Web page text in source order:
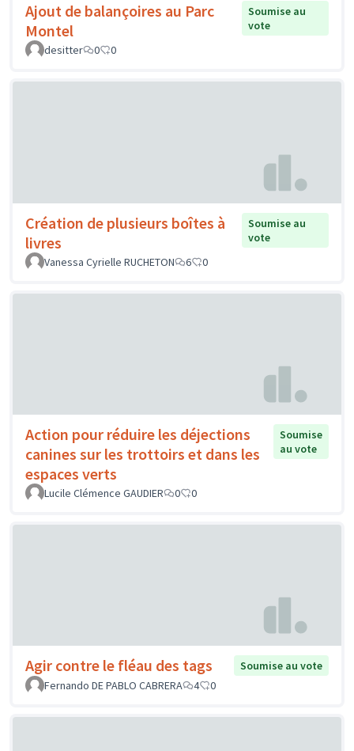
Ajout de balançoires au Parc
Montel
Soumise au
vote
desitter
0 0
Création de plusieurs boîtes à
livres
Soumise au
vote
Vanessa Cyrielle RUCHETON
6 0
Action pour réduire les déjections
canines sur les trottoirs et dans les
espaces verts
Soumise
au vote
Lucile Clémence GAUDIER 0 0
Agir contre le fléau des tags
Soumise au vote
Fernando DE PABLO CABRERA
4 0